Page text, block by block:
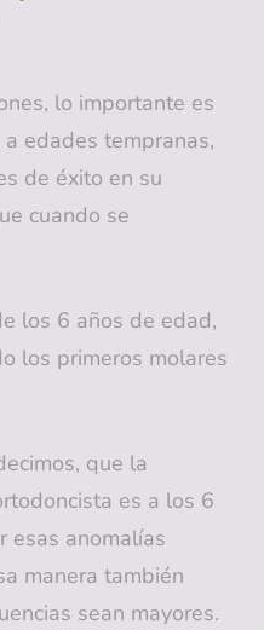
lo importante es
edades tempranas,
de éxito en su
cuando se
los 6 años de edad,
los primeros molares
que la
es a los 6
esas anomalías
manera también
sean mayores.